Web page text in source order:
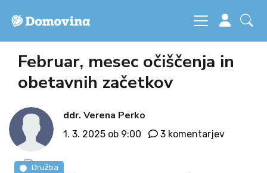
Februar, mesec očiščenja in
obetavnih začetkov
ddr. Verena Perko
1. 3. 2025 ob 9:00 3 komentarjev
Družba